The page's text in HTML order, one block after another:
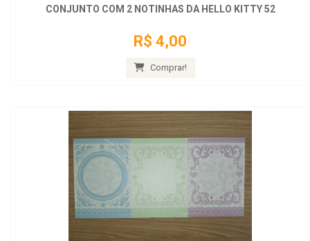
CONJUNTO COM 2 NOTINHAS DA HELLO KITTY 52
R$ 4,00
Comprar!